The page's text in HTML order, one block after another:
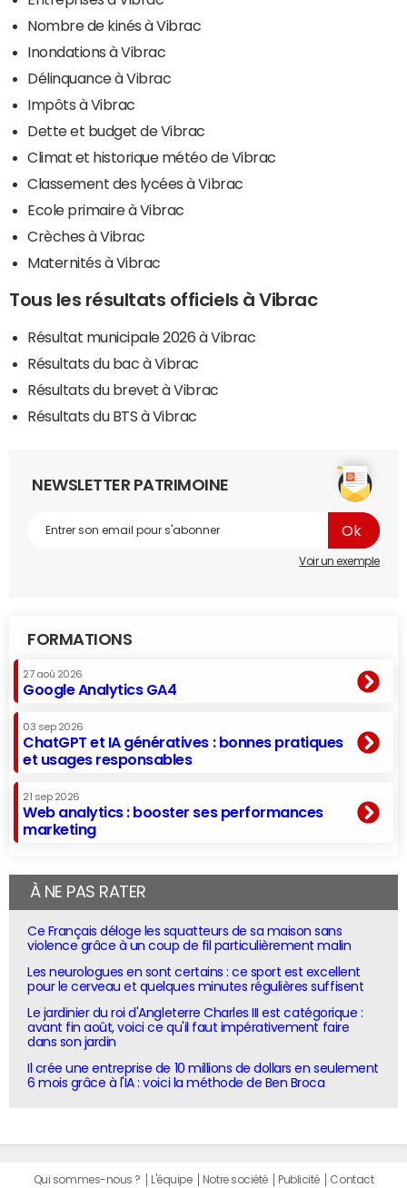
Nombre de kinés à Vibrac
Inondations à Vibrac
Délinquance à Vibrac
Impôts à Vibrac
Dette et budget de Vibrac
Climat et historique météo de Vibrac
Classement des lycées à Vibrac
Ecole primaire à Vibrac
Crèches à Vibrac
Maternités à Vibrac
Tous les résultats officiels à Vibrac
Résultat municipale 2026 à Vibrac
Résultats du bac à Vibrac
Résultats du brevet à Vibrac
Résultats du BTS à Vibrac
NEWSLETTER PATRIMOINE
Voir un exemple
FORMATIONS
27 aoû 2026
Google Analytics GA4
03 sep 2026
ChatGPT et IA génératives : bonnes pratiques
et usages responsables
21 sep 2026
Web analytics : booster ses performances
marketing
À NE PAS RATER
Ce Français déloge les squatteurs de sa maison sans
violence grâce à un coup de fil particulièrement malin
Les neurologues en sont certains : ce sport est excellent
pour le cerveau et quelques minutes régulières suffisent
Le jardinier du roi d'Angleterre Charles III est catégorique :
avant fin août, voici ce qu'il faut impérativement faire
dans son jardin
Il crée une entreprise de 10 millions de dollars en seulement
6 mois grâce à l'IA : voici la méthode de Ben Broca
Qui sommes-nous ? L'équipe Notre société Publicité Contact